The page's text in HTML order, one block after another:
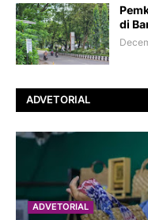
di
ADVETORIAL
ADVETORIAL